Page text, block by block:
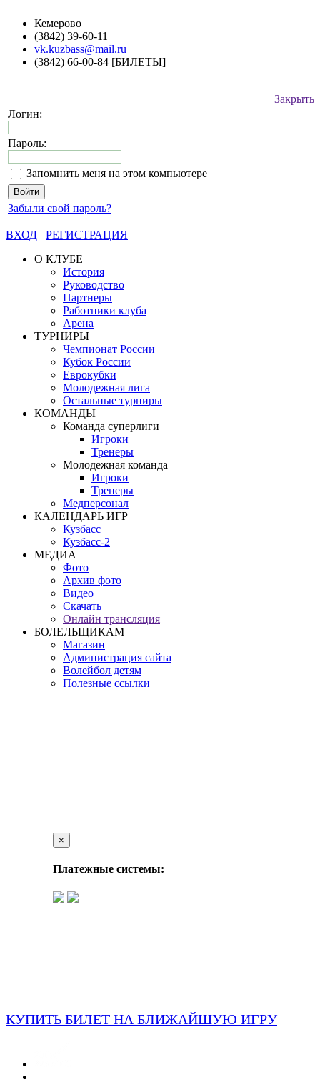
Кемерово
(3842) 39-60-11
vk.kuzbass@mail.ru
(3842) 66-00-84 [БИЛЕТЫ]
Закрыть
Логин:
Пароль:
Запомнить меня на этом компьютере
Забыли свой пароль?
ВХОД
РЕГИСТРАЦИЯ
О КЛУБЕ
История
Руководство
Партнеры
Работники клуба
Арена
ТУРНИРЫ
Чемпионат России
Кубок России
Еврокубки
Молодежная лига
Остальные турниры
КОМАНДЫ
Команда суперлиги
Игроки
Тренеры
Молодежная команда
Игроки
Тренеры
Медперсонал
КАЛЕНДАРЬ ИГР
Кузбасс
Кузбасс-2
МЕДИА
Фото
Архив фото
Видео
Скачать
Онлайн трансляция
БОЛЕЛЬЩИКАМ
Магазин
Администрация сайта
Волейбол детям
Полезные ссылки
×
Платежные системы:
КУПИТЬ БИЛЕТ НА БЛИЖАЙШУЮ ИГРУ